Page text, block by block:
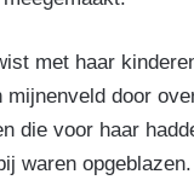
met haar
mijnenveld door
die voor haar
waren opgeblazen.